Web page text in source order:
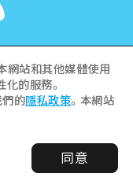
City .
網站和其他媒體使用
的服務。
的隱私政策。本網站
同意